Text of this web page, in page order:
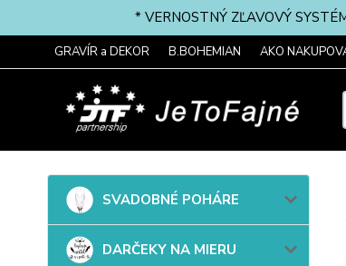
* VERNOSTNÝ ZĽAVOVÝ
GRAVÍR a DEKOR B.BOHEMIAN AKO
SVADOBNÉ POHÁRE
DARČEKY NA MIERU